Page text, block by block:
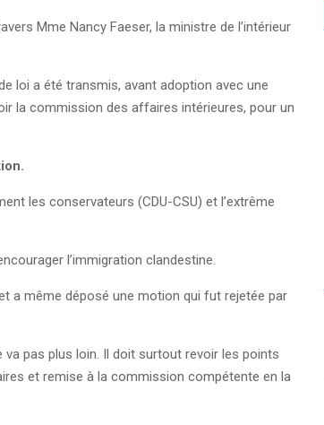
Mme Nancy Faeser, la ministre de l’intérieur
loi a été transmis, avant adoption avec une
la commission des affaires intérieures, pour un
les conservateurs (CDU-CSU) et l’extrême
l’immigration clandestine.
a même déposé une motion qui fut rejetée par
va pas plus loin. Il doit surtout revoir les points
et remise à la commission compétente en la